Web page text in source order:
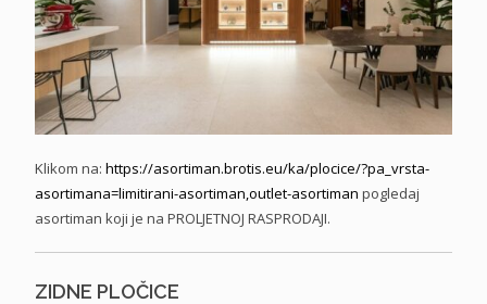
Klikom na:https://asortiman.brotis.eu/ka/plocice/?pa_vrsta-
asortimana=limitirani-asortiman,outlet-asortiman pogledaj
asortiman koji je na PROLJETNOJ RASPRODAJI.
ZIDNE PLOČICE